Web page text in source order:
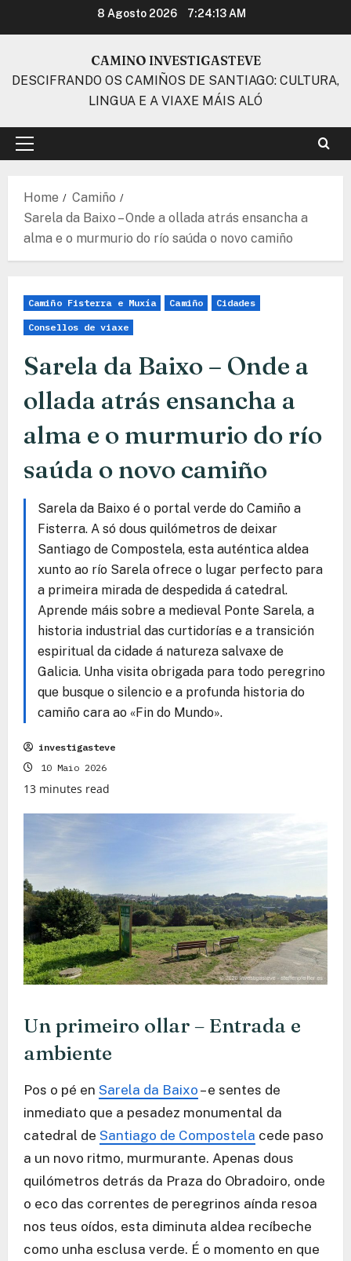
8 Agosto 2026 7:24:14 AM
CAMINO INVESTIGASTEVE
DESCIFRANDO OS CAMIÑOS DE SANTIAGO: CULTURA,
LINGUA E A VIAXE MÁIS ALÓ
Primary
Home
Camiño
Sarela da Baixo – Onde a ollada atrás ensancha a
alma e o murmurio do río saúda o novo camiño
Camiño Fisterra e Muxía Camiño Cidades
Consellos de viaxe
Sarela da Baixo – Onde a
ollada atrás ensancha a
alma e o murmurio do río
saúda o novo camiño
Sarela da Baixo é o portal verde do Camiño a
Fisterra. A só dous quilómetros de deixar
Santiago de Compostela, esta auténtica aldea
xunto ao río Sarela ofrece o lugar perfecto para
a primeira mirada de despedida á catedral.
Aprende máis sobre a medieval Ponte Sarela, a
historia industrial das curtidorías e a transición
espiritual da cidade á natureza salvaxe de
Galicia. Unha visita obrigada para todo peregrino
que busque o silencio e a profunda historia do
camiño cara ao «Fin do Mundo».
investigasteve
10 Maio 2026
13 minutes read
Un primeiro ollar – Entrada e
ambiente
Pos o pé en Sarela da Baixo – e sentes de
inmediato que a pesadez monumental da
catedral de Santiago de Compostela cede paso
a un novo ritmo, murmurante. Apenas dous
quilómetros detrás da Praza do Obradoiro, onde
o eco das correntes de peregrinos aínda resoa
nos teus oídos, esta diminuta aldea recíbeche
como unha esclusa verde. É o momento en que